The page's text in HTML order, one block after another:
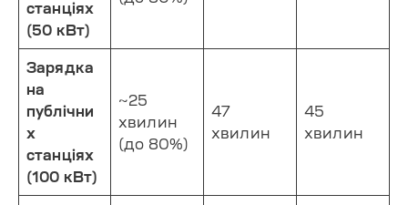
станціях
(50 кВт)
Зарядка
на
публічни
х
станціях
(100 кВт)
~25
хвилин
(до 80%)
47
хвилин
45
хвилин